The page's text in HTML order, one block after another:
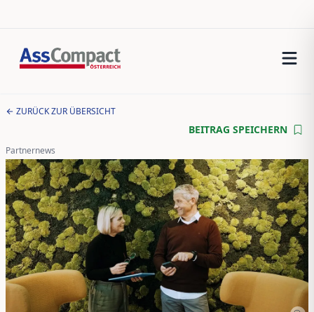
ZURÜCK ZUR ÜBERSICHT
BEITRAG SPEICHERN
Partnernews